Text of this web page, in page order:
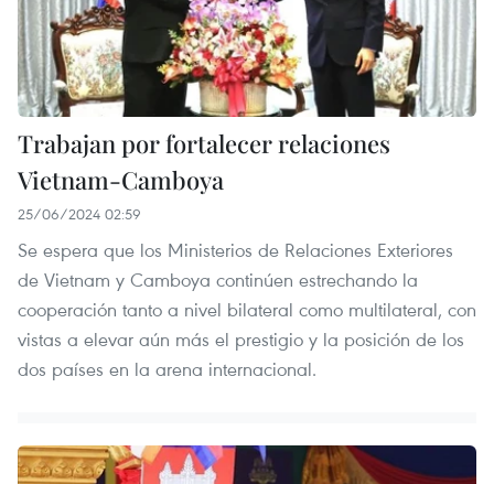
Trabajan por fortalecer relaciones
Vietnam-Camboya
25/06/2024 02:59
Se espera que los Ministerios de Relaciones Exteriores
de Vietnam y Camboya continúen estrechando la
cooperación tanto a nivel bilateral como multilateral, con
vistas a elevar aún más el prestigio y la posición de los
dos países en la arena internacional.